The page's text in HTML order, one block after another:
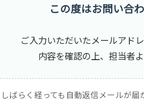
この度はお問い合
ご入力いただいたメールアド
内容を確認の上、担当者
ばらく経っても自動返信メールが